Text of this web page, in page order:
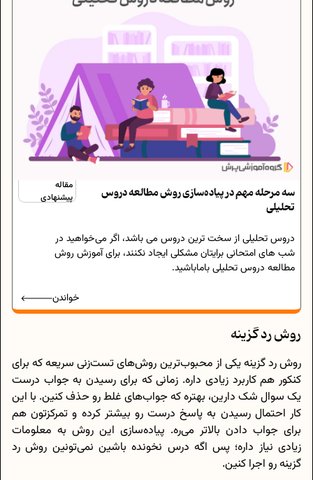
مقاله
پیشنهادی
سه مرحله مهم در پیاده‌سازی روش مطالعه دروس
تحلیلی
دروس تحلیلی از سخت ترین دروس می باشد، اگر می‌خواهید در
شب های امتحانی برایتان مشکلی ایجاد نکنند، برای آموزش روش
مطالعه دروس تحلیلی باماباشید.
خواندن
روش رد گزینه
روش رد گزینه یکی از محبوب‌ترین روش‌های تست‌زنی سریعه که برای
کنکور هم کاربرد زیادی داره. زمانی که برای رسیدن به جواب درست
یک سوال شک دارین، بهتره که جواب‌های غلط رو حذف کنین. با این
کار احتمال رسیدن به پاسخ درست رو بیشتر کرده و تمرکزتون هم
برای جواب دادن بالاتر می‌ره. پیاده‌سازی این روش به معلومات
زیادی نیاز داره؛ پس اگه درس نخونده باشین نمی‌تونین روش رد
گزینه رو اجرا کنین.